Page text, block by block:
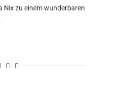
Nix zu einem wunderbaren